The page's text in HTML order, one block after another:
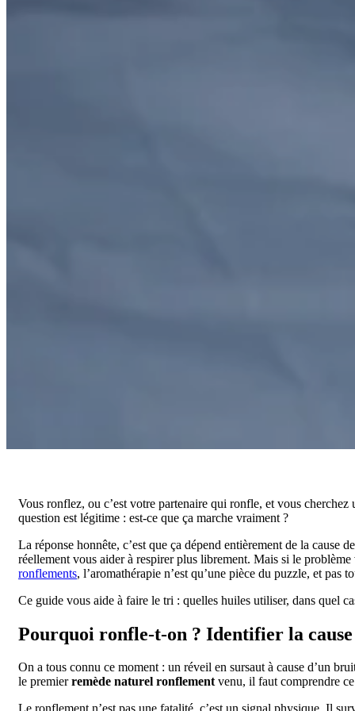
Vous ronflez, ou c’est votre partenaire qui ronfle, et vous
question est légitime : est-ce que ça marche vraiment ?
La réponse honnête, c’est que ça dépend entièrement de la cause
réellement vous aider à respirer plus librement. Mais si le
ronflements, l’aromathérapie n’est qu’une pièce du puzzle, et pas
Ce guide vous aide à faire le tri : quelles huiles utiliser, dans quel
Pourquoi ronfle-t-on ? Identifier la
On a tous connu ce moment : un réveil en sursaut à cause d’un
le premierremède naturel ronflementvenu, il faut comprendre